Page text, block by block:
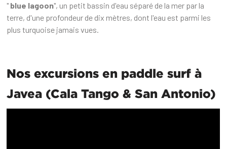
" blue lagoon", un petit bassin d'eau séparé de la mer par la
terre, d'une profondeur de dix mètres, dont l'eau est parmi les
plus turquoise jamais vues.
Nos excursions en paddle surf à
Javea (Cala Tango & San Antonio)